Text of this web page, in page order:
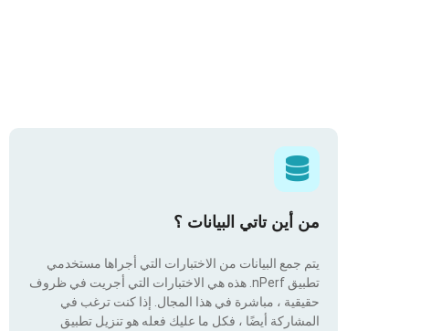
من أين تاتي البيانات ؟
يتم جمع البيانات من الاختبارات التي أجراها مستخدمي
تطبيق nPerf. هذه هي الاختبارات التي أجريت في ظروف
حقيقية ، مباشرة في هذا المجال. إذا كنت ترغب في
المشاركة أيضًا ، فكل ما عليك فعله هو تنزيل تطبيق